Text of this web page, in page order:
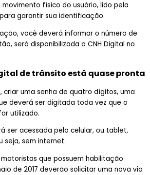
movimento físico do usuário, lido pela
garantir sua identificação.
você deverá informar o número de
será disponibilizada a CNH Digital no
de trânsito está quase pronta
criar uma senha de quatro dígitos, uma
deverá ser digitada toda vez que o
utilizado.
ser acessada pelo celular, ou tablet,
seja, sem internet.
que possuem habilitação
de 2017 deverão solicitar uma nova via